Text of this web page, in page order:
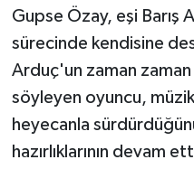
Gupse Özay, eşi Barış
sürecinde kendisine
Arduç'un zaman
söyleyen oyuncu, müzik
heyecanla
hazırlıklarının devam